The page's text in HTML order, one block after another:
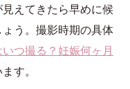
えてきたら早めに候
う。撮影時期の具体
つ撮る？妊娠何ヶ月
す。